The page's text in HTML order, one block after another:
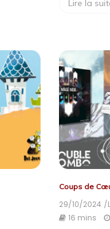
Lire la
Coups de
29/10/2024 /
16 mins